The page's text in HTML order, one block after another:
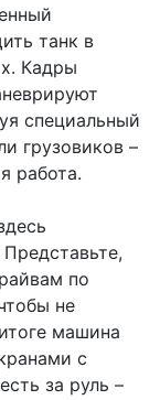
танк в
Кадры
специальный
грузовиков –
работа.
по
не
машина
с
за руль –